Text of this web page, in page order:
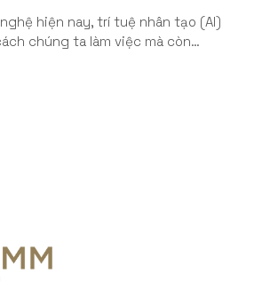
hiện nay, trí tuệ nhân tạo (AI)
chúng ta làm việc mà còn…